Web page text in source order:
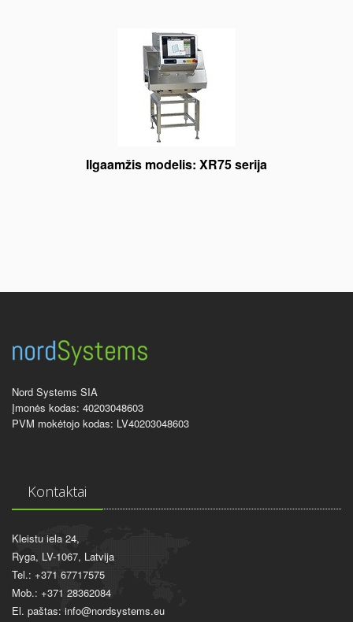
Ilgaamžis modelis: XR75 serija
Nord Systems SIA
Įmonės kodas: 40203048603
PVM mokėtojo kodas: LV40203048603
Kontaktai
Kleistu iela 24,
Ryga, LV-1067, Latvija
Tel.: +371 67717575
Mob.: +371 28362084
El. paštas: info@nordsystems.eu